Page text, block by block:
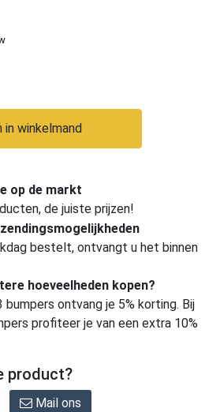
in winkelmand
op de markt
de juiste prijzen!
bestelt, ontvangt u het binnen
hoeveelheden kopen?
bumpers ontvang je 5% korting. Bij
profiteer je van een extra 10%
product?
Mail ons